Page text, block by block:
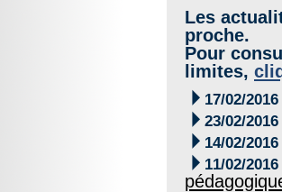
Les
proche.
Pour
limites,
 17/02/2016
 23/02/2016
 14/02/2016
 11/02/2016